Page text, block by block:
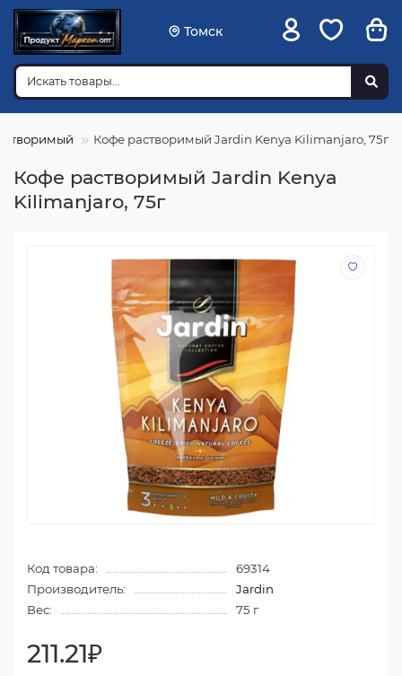
Томск
Кофе растворимый Jardin Kenya Kilimanjaro, 75г
Кофе растворимый Jardin Kenya
Kilimanjaro, 75г
Код товара:
69314
Производитель:
Jardin
Вес:
75 г
211.21₽